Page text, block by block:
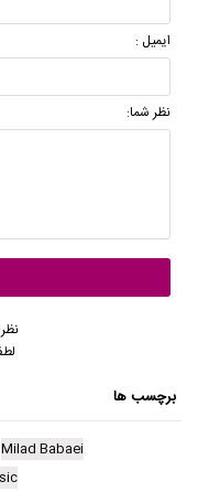
ایمیل :
نظر شما:
برچسب ها
Milad Babaei